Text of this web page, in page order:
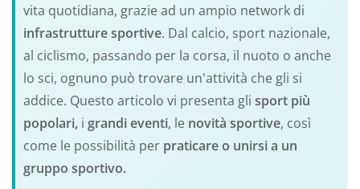
vita quotidiana, grazie ad un ampio network di
infrastrutture sportive. Dal calcio, sport nazionale,
al ciclismo, passando per la corsa, il nuoto o anche
lo sci, ognuno può trovare un'attività che gli si
addice. Questo articolo vi presenta gli sport più
popolari,i grandi eventi, le novità sportive, così
come le possibilità per praticare o unirsi a un
gruppo sportivo.